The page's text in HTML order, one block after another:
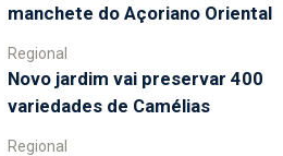
manchete do Açoriano Oriental
Regional
Novo jardim vai preservar 400
variedades de Camélias
Regional